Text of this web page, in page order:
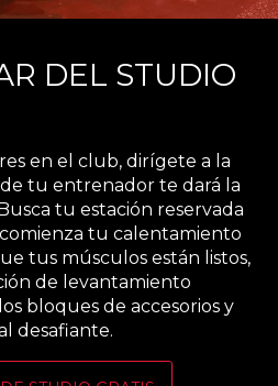
DEL STUDIO
en el club, dirígete a la
tu entrenador te dará la
tu estación reservada
tu calentamiento
tus músculos están listos,
de levantamiento
bloques de accesorios y
desafiante.